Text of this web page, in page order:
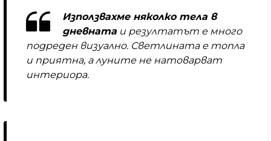
Използвахме няколко тела в
дневната и резултатът е много
подреден визуално. Светлината е топла
и приятна, а луните не натоварват
интериора.